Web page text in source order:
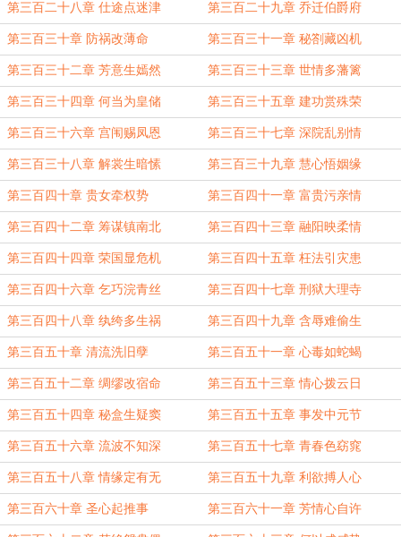
第三百二十八章 仕途点迷津 第三百二十九章 乔迁伯爵府
第三百三十章 防祸改薄命 第三百三十一章 秘劄藏凶机
第三百三十二章 芳意生嫣然 第三百三十三章 世情多藩篱
第三百三十四章 何当为皇储 第三百三十五章 建功赏殊荣
第三百三十六章 宫闱赐凤恩 第三百三十七章 深院乱别情
第三百三十八章 解裳生暗愫 第三百三十九章 慧心悟姻缘
第三百四十章 贵女牵权势 第三百四十一章 富贵污亲情
第三百四十二章 筹谋镇南北 第三百四十三章 融阳映柔情
第三百四十四章 荣国显危机 第三百四十五章 枉法引灾患
第三百四十六章 乞巧浣青丝 第三百四十七章 刑狱大理寺
第三百四十八章 纨绔多生祸 第三百四十九章 含辱难偷生
第三百五十章 清流洗旧孽 第三百五十一章 心毒如蛇蝎
第三百五十二章 绸缪改宿命 第三百五十三章 情心拨云日
第三百五十四章 秘盒生疑窦 第三百五十五章 事发中元节
第三百五十六章 流波不知深 第三百五十七章 青春色窈窕
第三百五十八章 情缘定有无 第三百五十九章 利欲搏人心
第三百六十章 圣心起推事 第三百六十一章 芳情心自许